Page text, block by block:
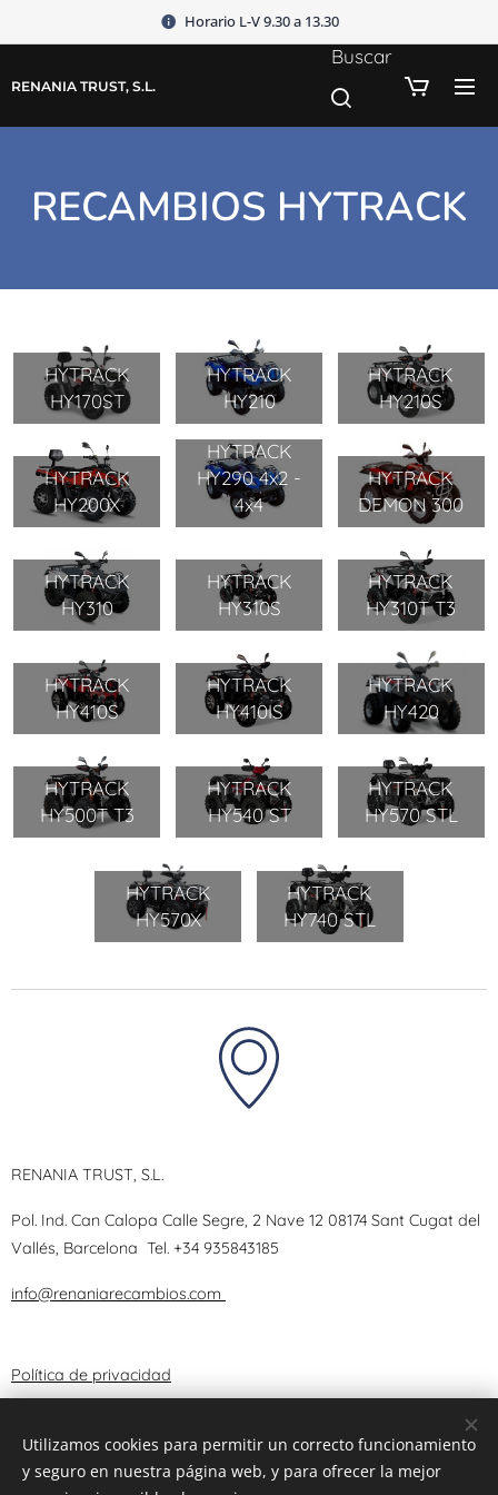
Horario L-V 9.30 a 13.30
RENANIA TRUST, S.L.
Buscar
RECAMBIOS HYTRACK
HYTRACK
HY170ST
HYTRACK
HY210
HYTRACK
HY210S
HYTRACK
HY200X
HYTRACK
HY290 4x2 -
4x4
HYTRACK
DEMON 300
HYTRACK
HY310
HYTRACK
HY310S
HYTRACK
HY310T T3
HYTRACK
HY410S
HYTRACK
HY410IS
HYTRACK
HY420
HYTRACK
HY500T T3
HYTRACK
HY540 ST
HYTRACK
HY570 STL
HYTRACK
HY570X
HYTRACK
HY740 STL
RENANIA TRUST, S.L.
Pol. Ind. Can Calopa Calle Segre, 2 Nave 12 08174 Sant Cugat del
Vallés, Barcelona Tel. +34 935843185
info@renaniarecambios.com
Política de privacidad
Términos y Condiciones
Utilizamos cookies para permitir un correcto funcionamiento
y seguro en nuestra página web, y para ofrecer la mejor